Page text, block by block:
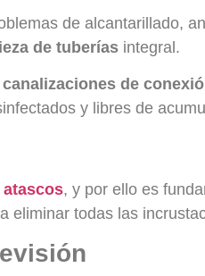
de alcantarillado,
de tuberías integral.
de
y libres de
, y por ello es
eliminar todas las